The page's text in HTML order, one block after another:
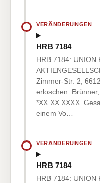
VERÄNDERUNGEN
HRB 7184
HRB 7184: UNION
Zimmer-Str. 2,
erloschen:
*XX.XX.XXXX.
einem Vo…
VERÄNDERUNGEN
HRB 7184
HRB 7184: UNION